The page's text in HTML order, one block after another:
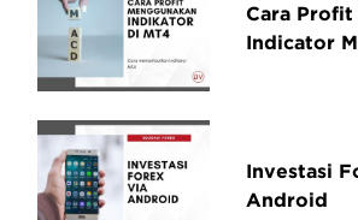
Cara Profit
Indicator
Investasi
Android